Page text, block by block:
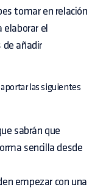
tomar en relación
el
de añadir
las siguientes
sabrán que
sencilla desde
empezar con una